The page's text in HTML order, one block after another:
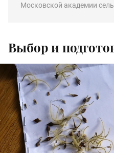
Московской академии
Выбор и